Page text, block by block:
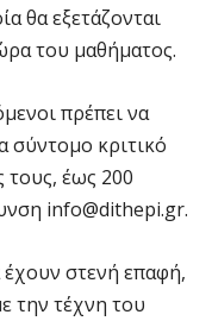
θα εξετάζονται
του μαθήματος.
πρέπει να
σύντομο κριτικό
τους, έως 200
info@dithepi.gr.
έχουν στενή επαφή,
την τέχνη του